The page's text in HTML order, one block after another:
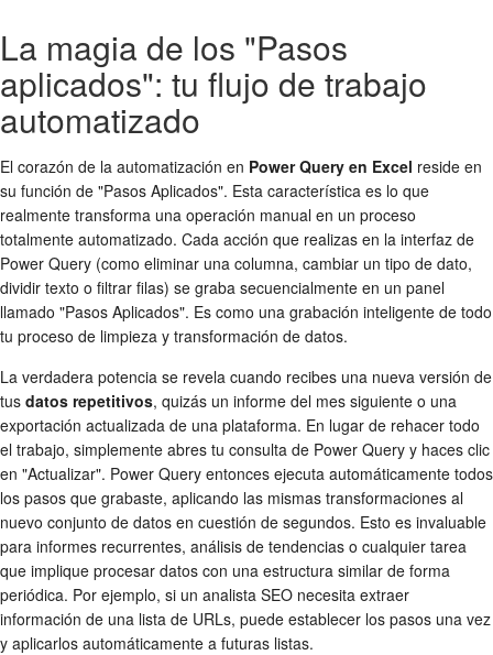
La magia de los "Pasos
aplicados": tu flujo de trabajo
automatizado
El corazón de la automatización en Power Query en Excel reside en
su función de "Pasos Aplicados". Esta característica es lo que
realmente transforma una operación manual en un proceso
totalmente automatizado. Cada acción que realizas en la interfaz de
Power Query (como eliminar una columna, cambiar un tipo de dato,
dividir texto o filtrar filas) se graba secuencialmente en un panel
llamado "Pasos Aplicados". Es como una grabación inteligente de todo
tu proceso de limpieza y transformación de datos.
La verdadera potencia se revela cuando recibes una nueva versión de
tus datos repetitivos, quizás un informe del mes siguiente o una
exportación actualizada de una plataforma. En lugar de rehacer todo
el trabajo, simplemente abres tu consulta de Power Query y haces clic
en "Actualizar". Power Query entonces ejecuta automáticamente todos
los pasos que grabaste, aplicando las mismas transformaciones al
nuevo conjunto de datos en cuestión de segundos. Esto es invaluable
para informes recurrentes, análisis de tendencias o cualquier tarea
que implique procesar datos con una estructura similar de forma
periódica. Por ejemplo, si un analista SEO necesita extraer
información de una lista de URLs, puede establecer los pasos una vez
y aplicarlos automáticamente a futuras listas.